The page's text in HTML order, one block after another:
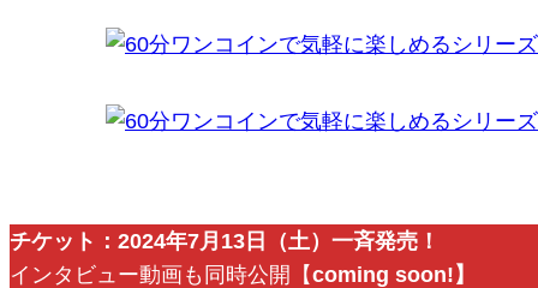
チケット：2024年7月13日（土）一斉発売！
インタビュー動画も同時公開【coming soon!】